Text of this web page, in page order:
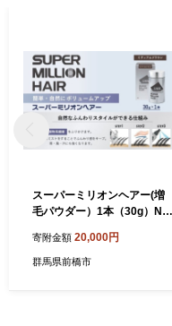
スーパーミリオンヘアー(増
毛パウダー）1本（30g）No.
女兼用 ルアン SUPER MILLI
ON HAIR ボリュームアップ
寄附金額 20,000円
群馬県前橋市